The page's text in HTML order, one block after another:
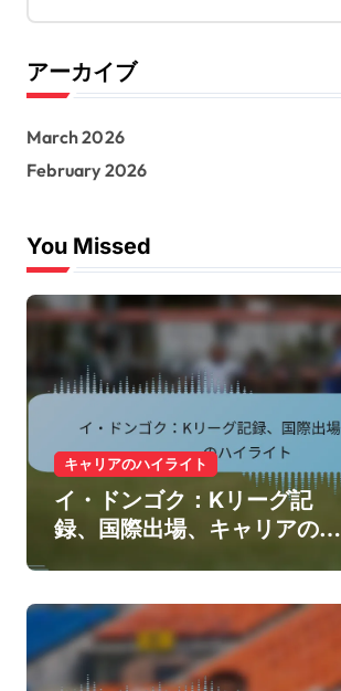
a
c
h
o
r
アーカイブ
March 2026
February 2026
You Missed
キャリアのハイライト
イ・ドンゴク：Kリーグ記
録、国際出場、キャリアのハ